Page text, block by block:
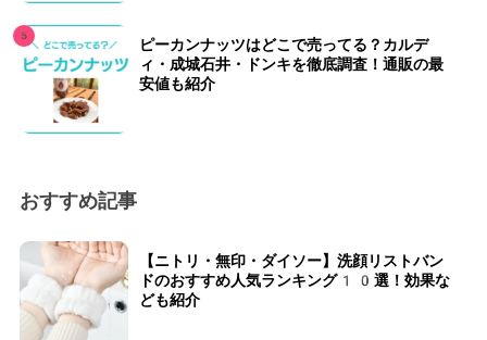
ピーカンナッツはどこで売ってる？カルデ
ィ・成城石井・ドンキを徹底調査！通販の最
安値も紹介
おすすめ記事
【ニトリ・無印・ダイソー】洗顔リストバン
ドのおすすめ人気ランキング10選！効果な
ども紹介